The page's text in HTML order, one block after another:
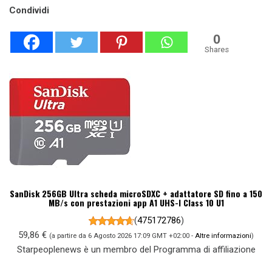
Condividi
0
Shares
SanDisk 256GB Ultra scheda microSDXC + adattatore SD fino a 150
MB/s con prestazioni app A1 UHS-I Class 10 U1
(475172786)
59,86 € (a partire da 6 Agosto 2026 17:09 GMT +02:00 - Altre informazioni)
Starpeoplenews è un membro del Programma di affiliazione